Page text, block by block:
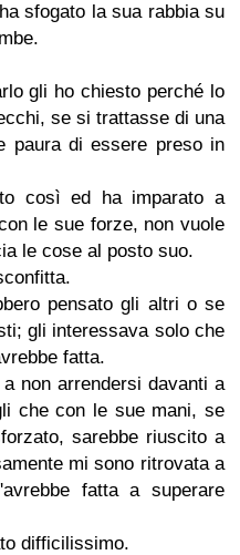
sfogato la sua rabbia su
gli ho chiesto perché lo
se si trattasse di una
paura di essere preso in
così ed ha imparato a
le sue forze, non vuole
le cose al posto suo.
pensato gli altri o se
gli interessava solo che
fatta.
non arrendersi davanti a
che con le sue mani, se
sarebbe riuscito a
mi sono ritrovata a
fatta a superare
difficilissimo.